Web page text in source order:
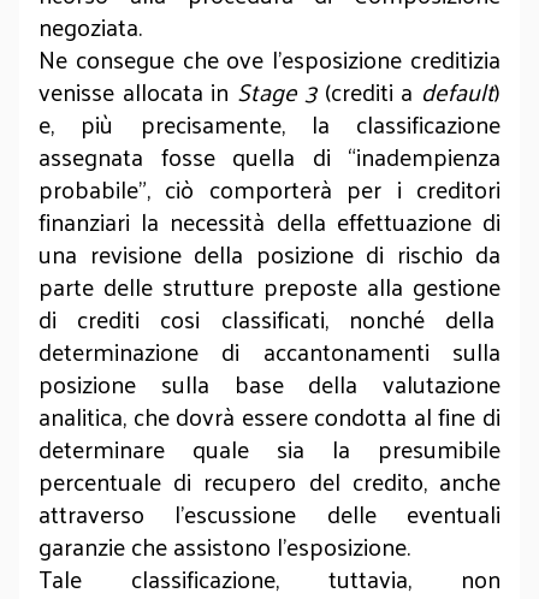
negoziata.
Ne consegue che ove l’esposizione creditizia
venisse allocata in Stage 3(crediti a default)
e, più precisamente, la classificazione
assegnata fosse quella di “inadempienza
probabile”, ciò comporterà per i creditori
finanziari la necessità della effettuazione di
una revisione della posizione di rischio da
parte delle strutture preposte alla gestione
di crediti cosi classificati, nonché della
determinazione di accantonamenti sulla
posizione sulla base della valutazione
analitica, che dovrà essere condotta al fine di
determinare quale sia la presumibile
percentuale di recupero del credito, anche
attraverso l’escussione delle eventuali
garanzie che assistono l’esposizione.
Tale classificazione, tuttavia, non